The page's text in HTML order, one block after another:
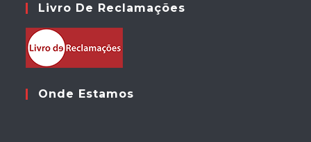
Livro De Reclamações
Onde Estamos